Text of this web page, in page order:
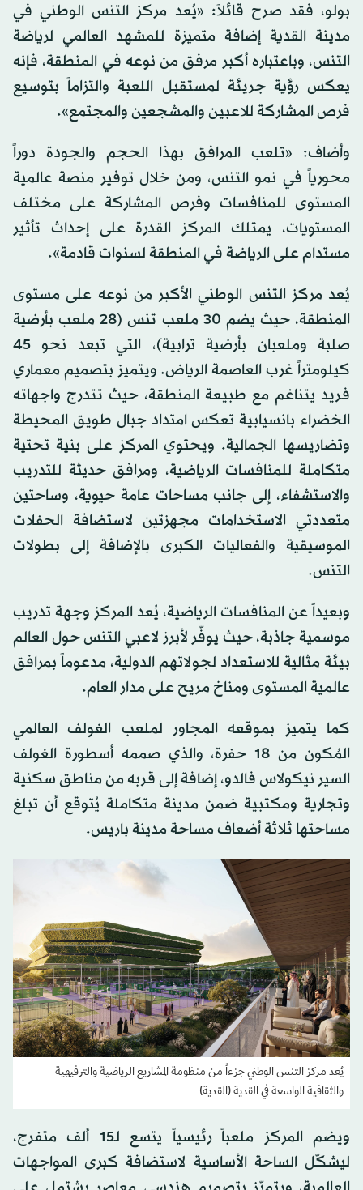
بولو، فقد صرح قائلاً: «يُعد مركز التنس الوطني في
مدينة القدية إضافة متميزة للمشهد العالمي لرياضة
التنس، وباعتباره أكبر مرفق من نوعه في المنطقة، فإنه
يعكس رؤية جريئة لمستقبل اللعبة والتزاماً بتوسيع
فرص المشاركة للاعبين والمشجعين والمجتمع».
وأضاف: «تلعب المرافق بهذا الحجم والجودة دوراً
محورياً في نمو التنس، ومن خلال توفير منصة عالمية
المستوى للمنافسات وفرص المشاركة على مختلف
المستويات، يمتلك المركز القدرة على إحداث تأثير
مستدام على الرياضة في المنطقة لسنوات قادمة».
يُعد مركز التنس الوطني الأكبر من نوعه على مستوى
المنطقة، حيث يضم 30 ملعب تنس (28 ملعب بأرضية
صلبة وملعبان بأرضية ترابية)، التي تبعد نحو 45
كيلومتراً غرب العاصمة الرياض. ويتميز بتصميم معماري
فريد يتناغم مع طبيعة المنطقة، حيث تتدرج واجهاته
الخضراء بانسيابية تعكس امتداد جبال طويق المحيطة
وتضاريسها الجمالية. ويحتوي المركز على بنية تحتية
متكاملة للمنافسات الرياضية، ومرافق حديثة للتدريب
والاستشفاء، إلى جانب مساحات عامة حيوية، وساحتين
متعددتي الاستخدامات مجهزتين لاستضافة الحفلات
الموسيقية والفعاليات الكبرى بالإضافة إلى بطولات
التنس.
وبعيداً عن المنافسات الرياضية، يُعد المركز وجهة تدريب
موسمية جاذبة، حيث يوفّر لأبرز لاعبي التنس حول العالم
بيئة مثالية للاستعداد لجولاتهم الدولية، مدعوماً بمرافق
عالمية المستوى ومناخ مريح على مدار العام.
كما يتميز بموقعه المجاور لملعب الغولف العالمي
المُكون من 18 حفرة، والذي صممه أسطورة الغولف
السير نيكولاس فالدو، إضافة إلى قربه من مناطق سكنية
وتجارية ومكتبية ضمن مدينة متكاملة يُتوقع أن تبلغ
مساحتها ثلاثة أضعاف مساحة مدينة باريس.
يُعد مركز التنس الوطني جزءاً من منظومة المشاريع الرياضية والترفيهية
والثقافية الواسعة في القدية (القدية)
ويضم المركز ملعباً رئيسياً يتسع لـ15 ألف متفرج،
ليشكّل الساحة الأساسية لاستضافة كبرى المواجهات